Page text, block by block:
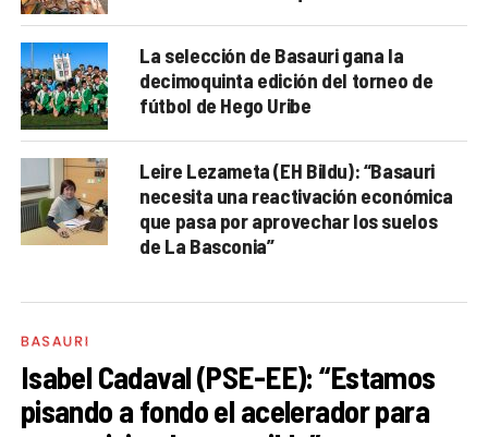
La selección de Basauri gana la
decimoquinta edición del torneo de
fútbol de Hego Uribe
Leire Lezameta (EH Bildu): “Basauri
necesita una reactivación económica
que pasa por aprovechar los suelos
de La Basconia”
BASAURI
Isabel Cadaval (PSE-EE): “Estamos
pisando a fondo el acelerador para